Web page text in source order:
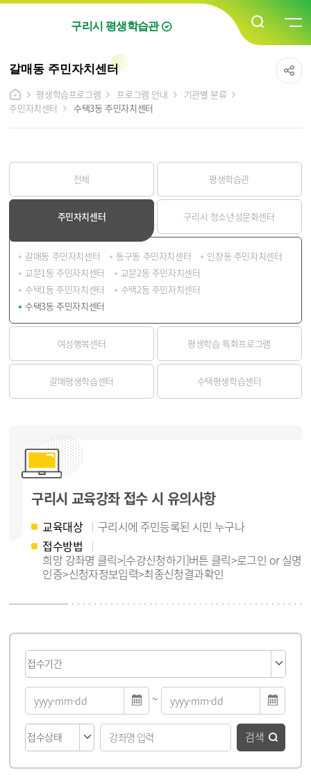
구리시 평생학습관
갈매동 주민자치센터
평생학습프로그램
프로그램 안내
기관별 분류
주민자치센터
수택3동 주민자치센터
전체 평생학습관
주민자치센터
갈매동 주민자치센터 동구동 주민자치센터
인창동 주민자치센터
교문1동 주민자치센터
교문2동 주민자치센터
수택1동 주민자치센터
수택2동 주민자치센터
수택3동 주민자치센터
구리시 청소년성문화센터
여성행복센터 평생학습 특화프로그램
갈매평생학습센터 수택평생학습센터
구리시 교육강좌 접수 시 유의사항
교육대상
구리시에 주민등록된 시민 누구나
접수방법
희망 강좌명 클릭>[수강신청하기]버튼 클릭>로그인 or 실명
인증>신청자정보입력>최종신청결과확인
게시물 검색
~
검색